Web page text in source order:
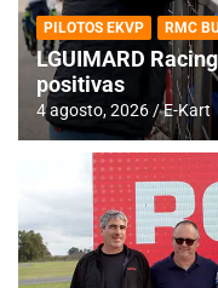
PILOTOS EKVP RMC
LGUIMARD
positivas
4 agosto, 2026 E-Kart